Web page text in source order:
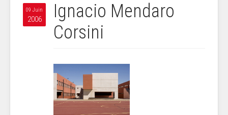
09 Juin
2006
Ignacio Mendaro
Corsini